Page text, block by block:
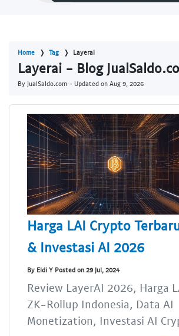
Home Tag Layerai
Layerai - Blog
By JualSaldo.com - Updated on Aug 9, 2026
Harga LAI Crypto
& Investasi AI 2026
By Eldi Y Posted on 29 Jul, 2024
Review LayerAI 2026, Harga
ZK-Rollup Indonesia, Data AI
Monetization, Investasi AI